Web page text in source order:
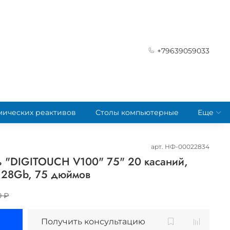
+79639059033
реактивов Столы компьютерные Еще
арт. НФ-00022834
"DIGITOUCH V100" 75" 20 касаний,
75 дюймов
₽
Получить консультацию